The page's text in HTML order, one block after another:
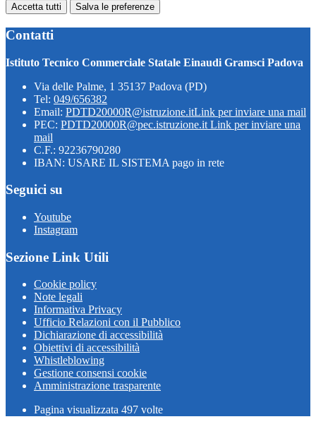
Accetta tutti Salva le preferenze
Contatti
Istituto Tecnico Commerciale Statale Einaudi Gramsci Padova
Via delle Palme, 1 35137 Padova (PD)
Tel: 049/656382
Email: PDTD20000R@istruzione.itLink per inviare una mail
PEC: PDTD20000R@pec.istruzione.it Link per inviare una
mail
C.F.: 92236790280
IBAN: USARE IL SISTEMA pago in rete
Seguici su
Youtube
Instagram
Sezione Link Utili
Cookie policy
Note legali
Informativa Privacy
Ufficio Relazioni con il Pubblico
Dichiarazione di accessibilità
Obiettivi di accessibilità
Whistleblowing
Gestione consensi cookie
Amministrazione trasparente
Pagina visualizzata 497 volte